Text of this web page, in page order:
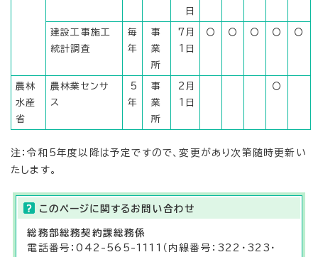
日
建設工事施工
統計調査
毎
年
事
業
所
7月
1日
〇 〇 〇 〇 〇
農林
水産
省
農林業センサ
ス
5
年
事
業
所
2月
1日
〇
注：令和5年度以降は予定ですので、変更があり次第随時更新い
たします。
このページに関する お問い合わせ
総務部総務契約課総務係
電話番号：042-565-1111（内線番号：322・323・